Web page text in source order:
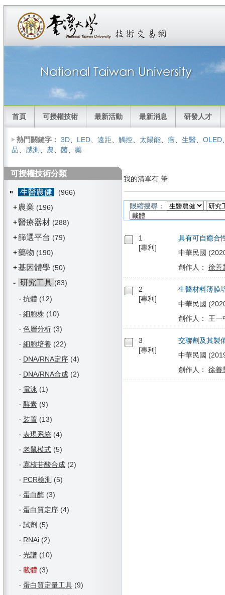
首頁 可授權技術 最新活動 最新消息 研發人才
熱門關鍵字： 3D、 LED、 遠距、 觸控、 太陽能、 癌、 生醫、 OLED
品、 感測 、 農、 菌、 藥
可授權技術分類
生醫農健
(966)
+ 農業 (196)
+醫療器材 (288)
+篩選平台 (79)
+藥物 (190)
+基因體學 (50)
- 研究工具 (83)
‧ 抗體 (12)
‧ 細胞株(10)
‧ 色層分析(3)
‧ 細胞培養 (22)
‧ DNA/RNA定序(4)
‧ DNA/RNA合成(2)
‧ 電泳 (1)
‧ 酵素(9)
‧ 裝置(13)
‧ 表現系統(4)
‧ 老鼠模式(5)
‧ 寡核苷酸合成(2)
‧ PCR檢測 (5)
‧ 蛋白酶(3)
‧ 蛋白質定序(4)
‧ 試劑 (5)
‧ RNAi(2)
‧ 光譜(10)
‧ 載體 (3)
‧ 蛋白質定量工具(9)
我的清單有 筆
限縮搜尋：
1
[專利]
具有可自癒合
中華民國
創作人： 徐善
2
[專利]
生醫材料薄膜
中華民國
創作人： 王
3
[專利]
交聯劑及其製
中華民國
創作人： 徐善